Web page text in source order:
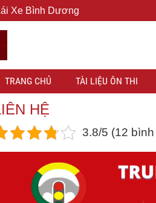
Xe Bình Dương
TRANG CHỦ TÀI LIỆU ÔN THI
HỆ
3.8/5 (12